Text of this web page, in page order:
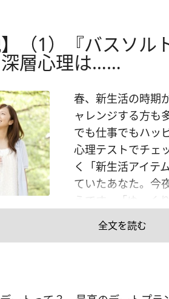
】（1）『バスソ
層心理は……
春、新生活の時期
ャレンジする方も
でも仕事でもハッ
心理テストでチェ
く「新生活アイテ
ていたあなた。今
うです。「ゆっく
たが、気持ちよく
をしたと思います
全文を読む